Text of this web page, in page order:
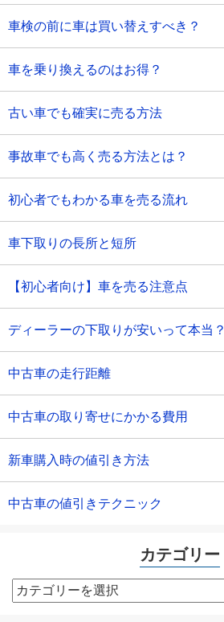
車検の前に車は買い替えすべき？
車を乗り換えるのはお得？
古い車でも確実に売る方法
事故車でも高く売る方法とは？
初心者でもわかる車を売る流れ
車下取りの長所と短所
【初心者向け】車を売る注意点
ディーラーの下取りが安いって本当？
中古車の走行距離
中古車の取り寄せにかかる費用
新車購入時の値引き方法
中古車の値引きテクニック
カテゴリー
カ
テ